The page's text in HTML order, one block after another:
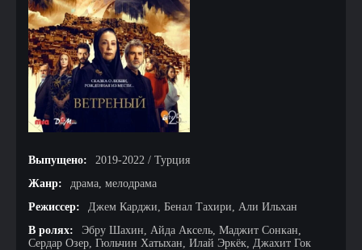
Выпущено:
2019-2022 / Турция
Жанр:
драма, мелодрама
Режиссер:
Джем Карджи, Бенал Тахири, Али Ильхан
В ролях:
Эбру Шахин, Айда Аксель, Маджит Сонкан,
Сердар Озер, Гюльчин Хатыхан, Илай Эркёк, Джахит Гок